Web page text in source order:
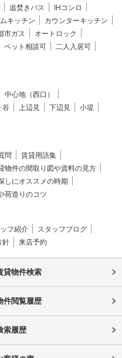
追焚きバス
IHコンロ
キッチン
カウンターキッチン
市ガス
オートロック
ペット相談可
二人入居可
中心地（西口）
谷 上辺見 下辺見
小堤
問
賃貸用語集
物件の間取り図や資料の見方
しにオススメの時期
荷造りのコツ
フ紹介
スタッフブログ
針 来店予約
貸物件検索
件閲覧履歴
索履歴